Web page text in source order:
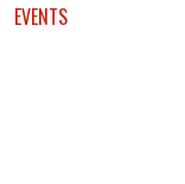
EVENTS